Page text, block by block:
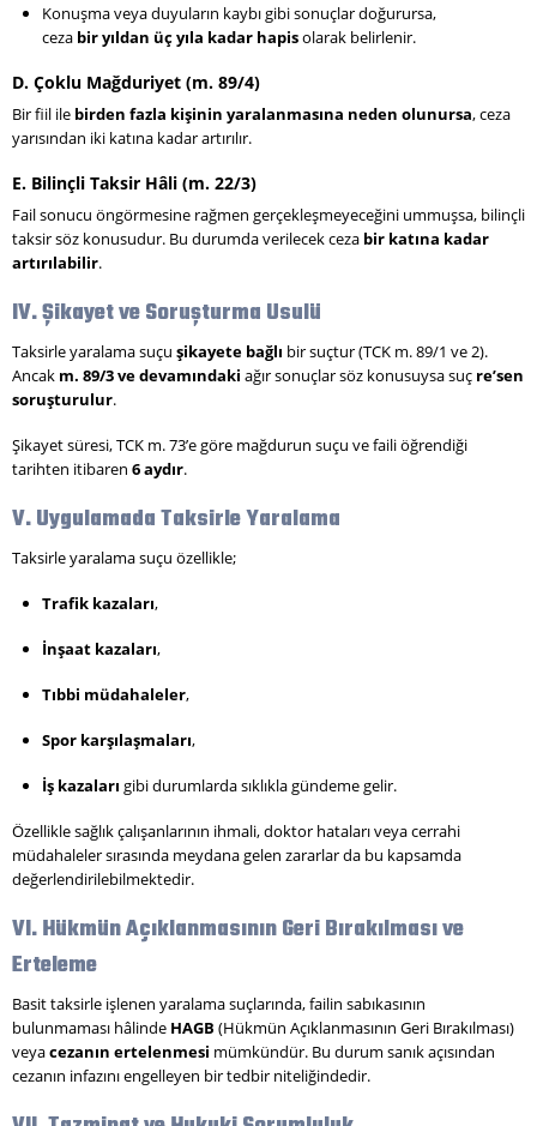
Konuşma veya duyuların kaybı gibi sonuçlar doğurursa,
ceza bir yıldan üç yıla kadar hapisolarak belirlenir.
D. Çoklu Mağduriyet (m. 89/4)
Bir fiil ile birden fazla kişinin yaralanmasına neden olunursa, ceza
yarısından iki katına kadar artırılır.
E. Bilinçli Taksir Hâli (m. 22/3)
Fail sonucu öngörmesine rağmen gerçekleşmeyeceğini ummuşsa, bilinçli
taksir söz konusudur. Bu durumda verilecek ceza bir katına kadar
artırılabilir.
IV. Şikayet ve Soruşturma Usulü
Taksirle yaralama suçu şikayete bağlı bir suçtur (TCK m. 89/1 ve 2).
Ancak m. 89/3 ve devamındaki ağır sonuçlar söz konusuysa suç re’sen
soruşturulur.
Şikayet süresi, TCK m. 73’e göre mağdurun suçu ve faili öğrendiği
tarihten itibaren 6 aydır.
V. Uygulamada Taksirle Yaralama
Taksirle yaralama suçu özellikle;
Trafik kazaları,
İnşaat kazaları,
Tıbbi müdahaleler,
Spor karşılaşmaları,
İş kazaları gibi durumlarda sıklıkla gündeme gelir.
Özellikle sağlık çalışanlarının ihmali, doktor hataları veya cerrahi
müdahaleler sırasında meydana gelen zararlar da bu kapsamda
değerlendirilebilmektedir.
VI. Hükmün Açıklanmasının Geri Bırakılması ve
Erteleme
Basit taksirle işlenen yaralama suçlarında, failin sabıkasının
bulunmaması hâlinde HAGB (Hükmün Açıklanmasının Geri Bırakılması)
veyacezanın ertelenmesi mümkündür. Bu durum sanık açısından
cezanın infazını engelleyen bir tedbir niteliğindedir.